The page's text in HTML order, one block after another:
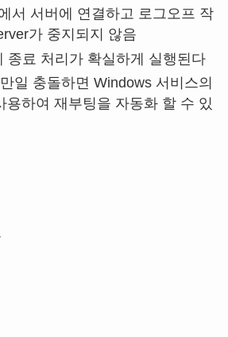
서 서버에 연결하고 로그오프 작
가 중지되지 않음
종료 처리가 확실하게 실행된다
일 충돌하면 Windows 서비스의
용하여 재부팅을 자동화 할 수 있